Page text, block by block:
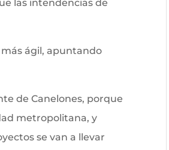
las intendencias de
ágil, apuntando
de Canelones, porque
metropolitana, y
se van a llevar